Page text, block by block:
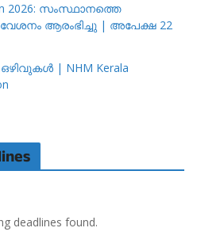
2026: സംസ്ഥാനത്തെ
ആരംഭിച്ചു | അപേക്ഷ 22
| NHM Kerala
deadlines found.